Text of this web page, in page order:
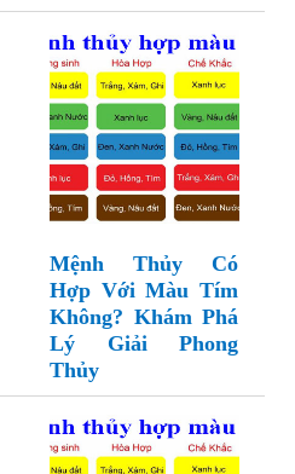
Mệnh Thủy Có
Hợp Với Màu Tím
Không? Khám Phá
Lý Giải Phong
Thủy